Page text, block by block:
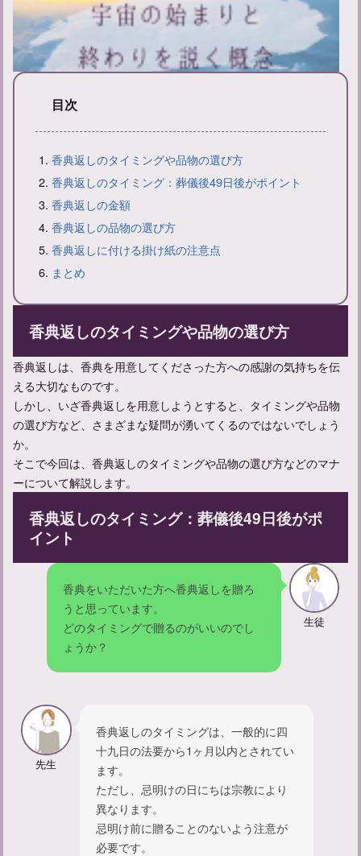
お線香をあげに行く連絡方法と弔問時の言葉遣いのマナーについ
て
亡くなることについて：類義語との違いや意味、使い方を学ぶ
忌中期間に神社に入るだけはOK？マナーについて知る
目次
香典返しのタイミングや品物の選び方
香典返しのタイミング：葬儀後49日後がポイント
香典返しの金額
香典返しの品物の選び方
香典返しに付ける掛け紙の注意点
まとめ
香典返しのタイミングや品物の選び方
香典返しは、香典を用意してくださった方への感謝の気持ちを伝
える大切なものです。
しかし、いざ香典返しを用意しようとすると、タイミングや品物
の選び方など、さまざまな疑問が湧いてくるのではないでしょう
か。
そこで今回は、香典返しのタイミングや品物の選び方などのマナ
ーについて解説します。
香典返しのタイミング：葬儀後49日後がポ
イント
香典をいただいた方へ香典返しを贈ろ
うと思っています。
どのタイミングで贈るのがいいのでし
ょうか？
生徒
先生
香典返しのタイミングは、一般的に四
十九日の法要から1ヶ月以内とされてい
ます。
ただし、忌明けの日にちは宗教により
異なります。
忌明け前に贈ることのないよう注意が
必要です。